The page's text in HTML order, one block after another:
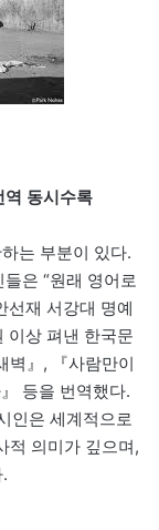
역 동시수록
는 부분이 있다.
은 “원래 영어로
선재 서강대 명예
이상 펴낸 한국문
벽』, 『사람만이
등을 번역했다.
인은 세계적으로
적 의미가 깊으며,